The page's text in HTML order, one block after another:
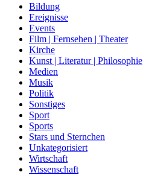
Bildung
Ereignisse
Events
Film | Fernsehen | Theater
Kirche
Kunst | Literatur | Philosophie
Medien
Musik
Politik
Sonstiges
Sport
Sports
Stars und Sternchen
Unkategorisiert
Wirtschaft
Wissenschaft